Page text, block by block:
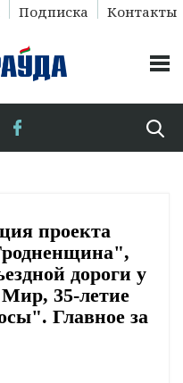
Подписка Контакты
проекта
дороги у
Мир, 35-летие
Главное за